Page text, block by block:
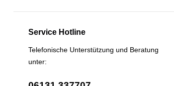
Service Hotline
Telefonische Unterstützung und Beratung
unter: